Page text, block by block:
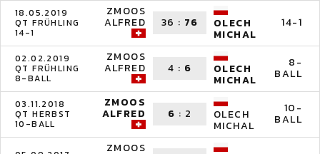
18.05.2019
QT FRÜHLING
14-1
ZMOOS
ALFRED 36 : 76 OLECH
MICHAL
14-1
02.02.2019
QT FRÜHLING
8-BALL
ZMOOS
ALFRED 4 : 6 OLECH
MICHAL
8-
BALL
03.11.2018
QT HERBST
10-BALL
ZMOOS
ALFRED 6 : 2 OLECH
MICHAL
10-
BALL
ZMOOS